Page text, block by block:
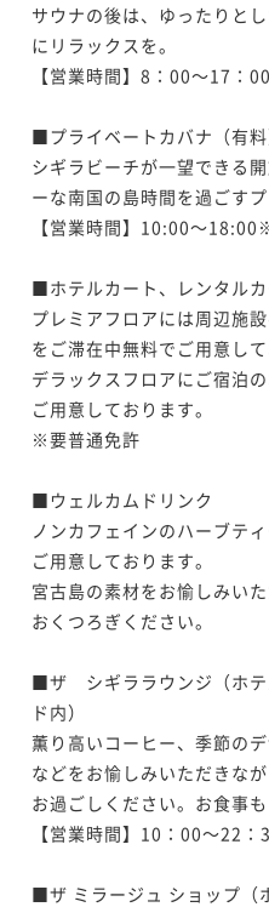
【連泊割】6連泊以上にお
すようにステイ＜事前決済
朝食付き 事前決済可
IN 15:00 -
ポ
サウナの後は、ゆったりと
にリラックスを。
【営業時間】8：00～17：00
■プライベートカバナ（有料
シギラビーチが一望できる
ーな南国の島時間を過ごすプ
【営業時間】10:00～
■ホテルカート、レンタルカ
プレミアフロアには周辺施
をご滞在中無料でご用意して
デラックスフロアにご宿泊
ご用意しております。
※要普通免許
■ウェルカムドリンク
ノンカフェインのハーブテ
ご用意しております。
宮古島の素材をお愉しみい
おくつろぎください。
■ザ　シギララウンジ（ホ
ド内）
薫り高いコーヒー、季節の
などをお愉しみいただきな
お過ごしください。お食事
【営業時間】10：00～22：
■ザ ミラージュ ショップ（